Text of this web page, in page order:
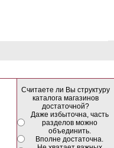
Считаете ли Вы структуру
каталога магазинов
достаточной?
Даже избыточна, часть
разделов можно
объединить.
Вполне достаточна.